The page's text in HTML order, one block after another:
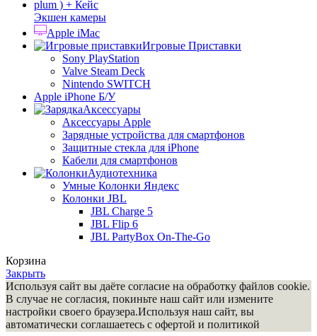
Экшен камеры
Apple iMac
Игровые Приставки
Sony PlayStation
Valve Steam Deck
Nintendo SWITCH
Apple iPhone Б/У
Аксессуары
Аксессуары Apple
Зарядные устройства для смартфонов
Защитные стекла для iPhone
Кабели для смартфонов
Аудиотехника
Умные Колонки Яндекс
Колонки JBL
JBL Charge 5
JBL Flip 6
JBL PartyBox On-The-Go
Корзина
Закрыть
Используя сайт вы даёте согласие на обработку файлов cookie.
В случае не согласия, покиньте наш сайт или измените
настройки своего браузера.Используя наш сайт, вы
автоматически соглашаетесь с офертой и политикой